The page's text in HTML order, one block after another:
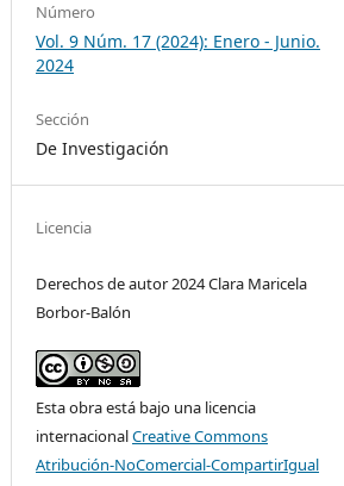
Número
Vol. 9 Núm. 17 (2024): Enero - Junio.
2024
Sección
De Investigación
Licencia
Derechos de autor 2024 Clara Maricela
Borbor-Balón
Esta obra está bajo una licencia
internacionalCreative Commons
Atribución-NoComercial-CompartirIgual